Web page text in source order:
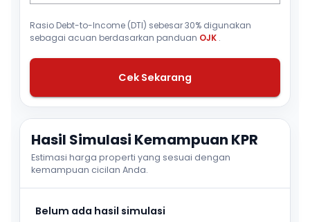
Rasio Debt-to-Income (DTI) sebesar 30% digunakan
sebagai acuan berdasarkan panduan OJK .
Cek Sekarang
Hasil Simulasi Kemampuan KPR
Estimasi harga properti yang sesuai dengan
kemampuan cicilan Anda.
Belum ada hasil simulasi